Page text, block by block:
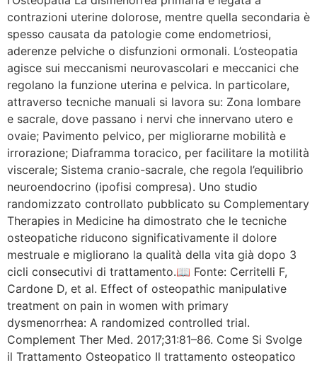
contrazioni uterine dolorose, mentre quella secondaria è
spesso causata da patologie come endometriosi,
aderenze pelviche o disfunzioni ormonali. L’osteopatia
agisce sui meccanismi neurovascolari e meccanici che
regolano la funzione uterina e pelvica. In particolare,
attraverso tecniche manuali si lavora su: Zona lombare
e sacrale, dove passano i nervi che innervano utero e
ovaie; Pavimento pelvico, per migliorarne mobilità e
irrorazione; Diaframma toracico, per facilitare la motilità
viscerale; Sistema cranio-sacrale, che regola l’equilibrio
neuroendocrino (ipofisi compresa). Uno studio
randomizzato controllato pubblicato su Complementary
Therapies in Medicine ha dimostrato che le tecniche
osteopatiche riducono significativamente il dolore
mestruale e migliorano la qualità della vita già dopo 3
cicli consecutivi di trattamento.📖 Fonte: Cerritelli F,
Cardone D, et al. Effect of osteopathic manipulative
treatment on pain in women with primary
dysmenorrhea: A randomized controlled trial.
Complement Ther Med. 2017;31:81–86. Come Si Svolge
il Trattamento Osteopatico Il trattamento osteopatico